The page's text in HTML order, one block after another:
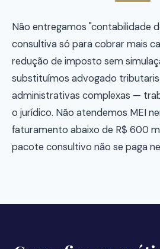
Não entregamos "contabilidade
consultiva só para cobrar mais
redução de imposto sem
substituímos advogado
administrativas complexas —
o jurídico. Não atendemos MEI
faturamento abaixo de R$ 600
pacote consultivo não se paga